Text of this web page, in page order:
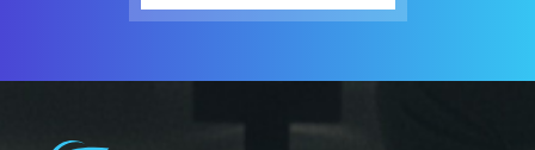
sekarang
data yang